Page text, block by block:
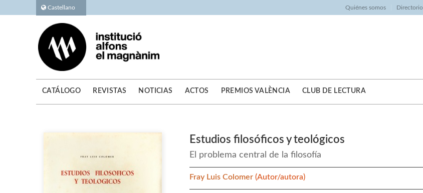
Castellano Quiénes somos Directorio
CATÁLOGO REVISTAS NOTICIAS ACTOS PREMIOS VALÈNCIA CLUB DE LECTURA
Estudios filosóficos y teológicos
El problema central de la filosofía
Fray Luis Colomer(Autor/autora)